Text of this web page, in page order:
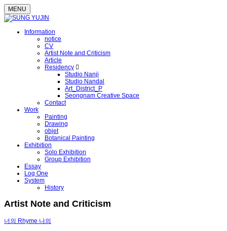
MENU
Information
notice
CV
Artist Note and Criticism
Article
Residency
Studio Nanji
Studio Nandal
Art_District_P
Seongnam Creative Space
Contact
Work
Painting
Drawing
objet
Botanical Painting
Exhibition
Solo Exhibition
Group Exhibition
Essay
Log One
System
History
Artist Note and Criticism
너의 Rhyme 나의